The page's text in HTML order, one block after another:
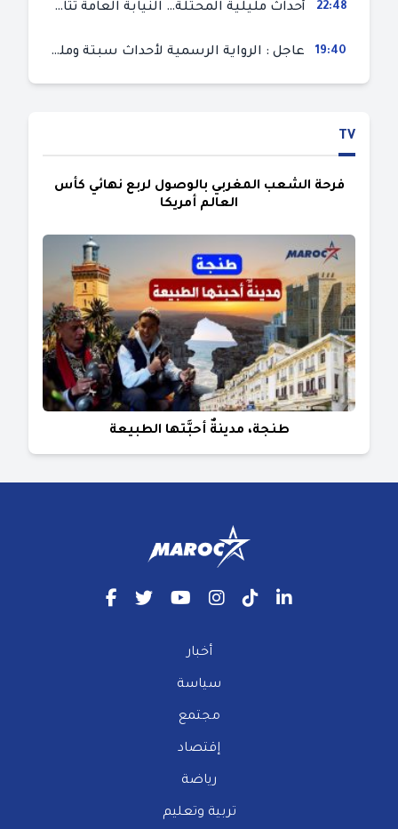
22:48 أحداث مليلية المحتلة… النيابة العامة تتابع 50 متورطا في محاولة اقتحام السياح الحدودي بتهم ثقيلة
19:40 عاجل : الرواية الرسمية لأحداث سبتة ومليلية المحتلتين (وزارة الداخلية)
TV
فرحة الشعب المغربي بالوصول لربع نهائي كأس
العالم أمريكا
طنجة، مدينةٌ أحبَّتها الطبيعة
أخبار
سياسة
مجتمع
إقتصاد
رياضة
تربية وتعليم